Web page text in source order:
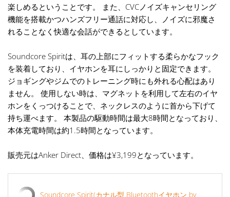
楽しめるということです。 また、CVCノイズキャンセリング
機能を搭載かつハンズフリー通話に対応し、ノイズに邪魔さ
れることなく快適な会話ができるとしています。
Soundcore Spiritは、耳の上部にフィットする柔らかなフック
を装着しており、イヤホンを耳にしっかりと固定できます。
ジョギングやジムでのトレーニング時にも外れる心配はあり
ません。 使用しない時は、マグネットを利用して左右のイヤ
ホンをくっつけることで、ネックレスのように首から下げて
持ち運べます。 本製品の駆動時間は最大8時間となっており、
本体充電時間は約1.5時間となっています。
販売元はAnker Direct、価格は¥3,199となっています。
Soundcore Spirit(カナル型 Bluetoothイヤホン by